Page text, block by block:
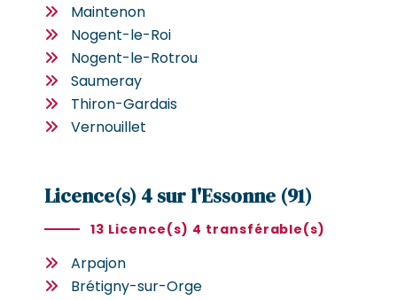
Maintenon
Nogent-le-Roi
Nogent-le-Rotrou
Saumeray
Thiron-Gardais
Vernouillet
Licence(s) 4 sur l'Essonne (91)
13 Licence(s) 4 transférable(s)
Arpajon
Brétigny-sur-Orge